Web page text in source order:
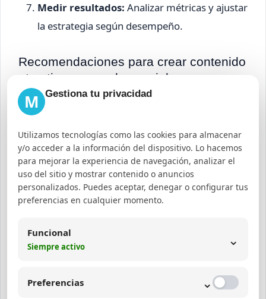
Medir resultados: Analizar métricas y ajustar
la estrategia según desempeño.
Recomendaciones para crear contenido
atractivo para redes sociales
Para captar y mantener la atención, es
Usar un lenguaje claro, directo y cercano.
Incluir imágenes y videos de alta calidad.
Incorporar elementos interactivos como
encuestas o preguntas.
Contar historias que conecten
emocionalmente.
publicación.
M Gestiona tu privacidad
Utilizamos tecnologías como las cookies para almacenar
y/o acceder a la información del dispositivo. Lo hacemos
para mejorar la experiencia de navegación, analizar el
uso del sitio y mostrar contenido o anuncios
personalizados. Puedes aceptar, denegar o configurar tus
preferencias en cualquier momento.
Funcional
Siempre activo ⌄
Preferencias ⌄